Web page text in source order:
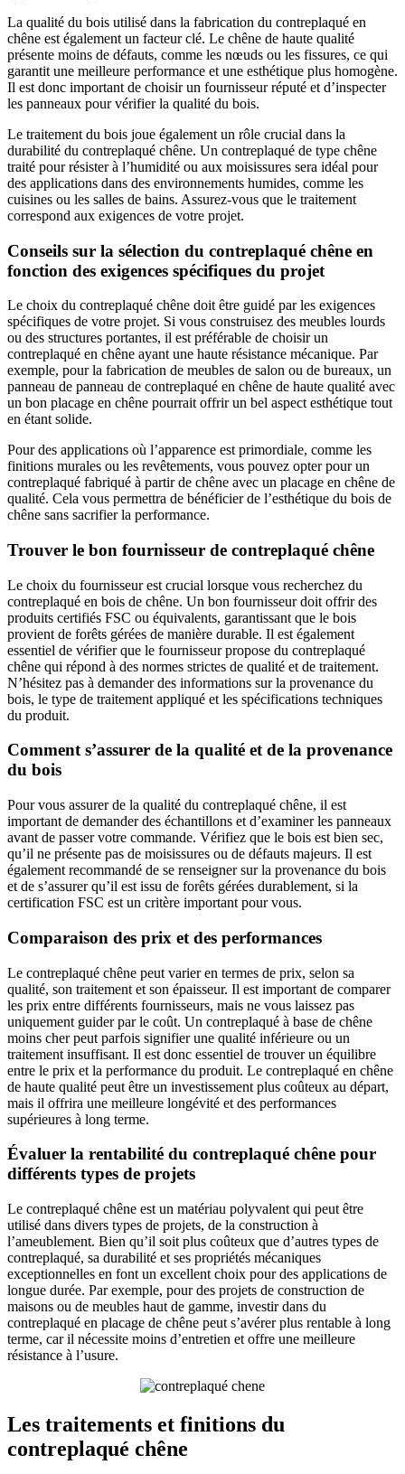
La qualité du bois utilisé dans la fabrication du contreplaqué en
chêne est également un facteur clé. Le chêne de haute qualité
présente moins de défauts, comme les nœuds ou les fissures, ce qui
garantit une meilleure performance et une esthétique plus homogène.
Il est donc important de choisir un fournisseur réputé et d’inspecter
les panneaux pour vérifier la qualité du bois.
Le traitement du bois joue également un rôle crucial dans la
durabilité du contreplaqué chêne. Un contreplaqué de type chêne
traité pour résister à l’humidité ou aux moisissures sera idéal pour
des applications dans des environnements humides, comme les
cuisines ou les salles de bains. Assurez-vous que le traitement
correspond aux exigences de votre projet.
Conseils sur la sélection du contreplaqué chêne en
fonction des exigences spécifiques du projet
Le choix du contreplaqué chêne doit être guidé par les exigences
spécifiques de votre projet. Si vous construisez des meubles lourds
ou des structures portantes, il est préférable de choisir un
contreplaqué en chêne ayant une haute résistance mécanique. Par
exemple, pour la fabrication de meubles de salon ou de bureaux, un
panneau de panneau de contreplaqué en chêne de haute qualité avec
un bon placage en chêne pourrait offrir un bel aspect esthétique tout
en étant solide.
Pour des applications où l’apparence est primordiale, comme les
finitions murales ou les revêtements, vous pouvez opter pour un
contreplaqué fabriqué à partir de chêne avec un placage en chêne de
qualité. Cela vous permettra de bénéficier de l’esthétique du bois de
chêne sans sacrifier la performance.
Trouver le bon fournisseur de contreplaqué chêne
Le choix du fournisseur est crucial lorsque vous recherchez du
contreplaqué en bois de chêne. Un bon fournisseur doit offrir des
produits certifiés FSC ou équivalents, garantissant que le bois
provient de forêts gérées de manière durable. Il est également
essentiel de vérifier que le fournisseur propose du contreplaqué
chêne qui répond à des normes strictes de qualité et de traitement.
N’hésitez pas à demander des informations sur la provenance du
bois, le type de traitement appliqué et les spécifications techniques
du produit.
Comment s’assurer de la qualité et de la provenance
du bois
Pour vous assurer de la qualité du contreplaqué chêne, il est
important de demander des échantillons et d’examiner les panneaux
avant de passer votre commande. Vérifiez que le bois est bien sec,
qu’il ne présente pas de moisissures ou de défauts majeurs. Il est
également recommandé de se renseigner sur la provenance du bois
et de s’assurer qu’il est issu de forêts gérées durablement, si la
certification FSC est un critère important pour vous.
Comparaison des prix et des performances
Le contreplaqué chêne peut varier en termes de prix, selon sa
qualité, son traitement et son épaisseur. Il est important de comparer
les prix entre différents fournisseurs, mais ne vous laissez pas
uniquement guider par le coût. Un contreplaqué à base de chêne
moins cher peut parfois signifier une qualité inférieure ou un
traitement insuffisant. Il est donc essentiel de trouver un équilibre
entre le prix et la performance du produit. Le contreplaqué en chêne
de haute qualité peut être un investissement plus coûteux au départ,
mais il offrira une meilleure longévité et des performances
supérieures à long terme.
Évaluer la rentabilité du contreplaqué chêne pour
différents types de projets
Le contreplaqué chêne est un matériau polyvalent qui peut être
utilisé dans divers types de projets, de la construction à
l’ameublement. Bien qu’il soit plus coûteux que d’autres types de
contreplaqué, sa durabilité et ses propriétés mécaniques
exceptionnelles en font un excellent choix pour des applications de
longue durée. Par exemple, pour des projets de construction de
maisons ou de meubles haut de gamme, investir dans du
contreplaqué en placage de chêne peut s’avérer plus rentable à long
terme, car il nécessite moins d’entretien et offre une meilleure
résistance à l’usure.
Les traitements et finitions du
contreplaqué chêne